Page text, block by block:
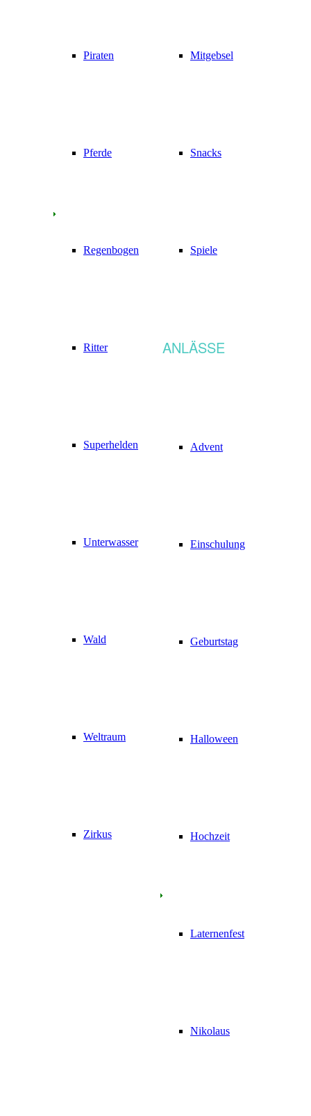
Piraten
Pferde
Regenbogen
Ritter
Superhelden
Unterwasser
Wald
Weltraum
Zirkus
Mitgebsel
Snacks
Spiele
ANLÄSSE
Advent
Einschulung
Geburtstag
Halloween
Hochzeit
Laternenfest
Nikolaus